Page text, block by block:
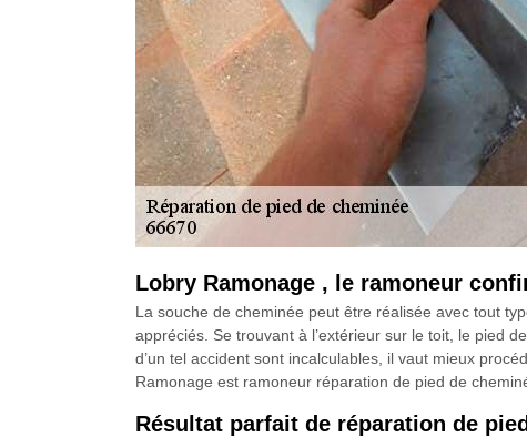
Lobry Ramonage , le ramoneur
La souche de cheminée peut être réalisée avec tout
appréciés. Se trouvant à l’extérieur sur le toit, le pied
d’un tel accident sont incalculables, il vaut mieux
Ramonage est ramoneur réparation de pied de
Résultat parfait de réparation de